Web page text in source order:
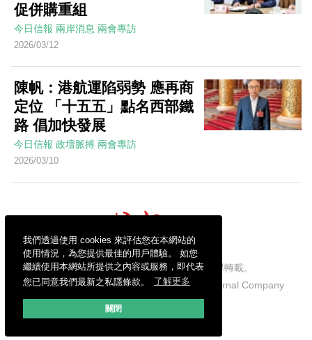
我們透過使用 cookies 來評估您在本網站的
使用情況，為您提供最佳的用戶體驗。 如您
繼續使用本網站所提供之內容或服務，即代表
您已同意我們最新之私隱條款。
了解更多
關閉
促併購重組
今日信報 兩岸消息 兩會專訪
2026/03/12
陳帆：港航運陷弱勢 應再商
定位 「十五五」點名西部鐵
路 倡加快發展
今日信報 政壇脈搏 兩會專訪
2026/03/10
信報財經新聞有限公司版權所有，不得轉載。
Copyright © 2026 Hong Kong Economic Journal Company
Limited. All rights reserved.